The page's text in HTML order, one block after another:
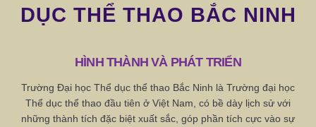
DỤC THỂ THAO BẮC NINH
HÌNH THÀNH VÀ PHÁT TRIỂN
Trường Đại học Thể dục thể thao Bắc Ninh là Trường đại học
Thể dục thể thao đầu tiên ở Việt Nam, có bề dày lịch sử với
những thành tích đặc biệt xuất sắc, góp phần tích cực vào sự